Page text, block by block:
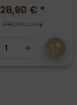
28,90 € *
144,50 € pro kg